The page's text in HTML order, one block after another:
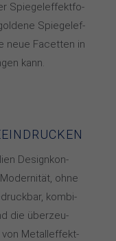
Spie­gel­ef­fekt­fo­
Spie­gel­ef­
neue Fa­cet­ten in
kann.
De­sign­kon­
oh­ne
kom­bi­
die über­zeu­
Me­tall­ef­fekt-